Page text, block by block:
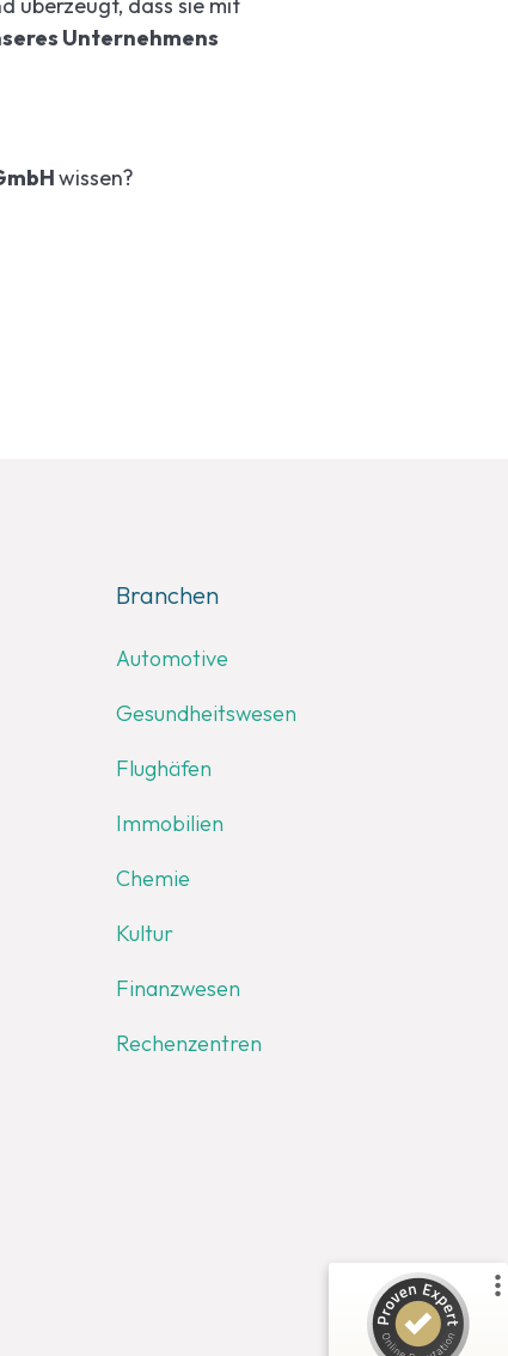
Unternehmens
wissen?
Branchen
Automotive
Gesundheitswesen
Flughäfen
Immobilien
Chemie
Kultur
Finanzwesen
Rechenzentren
100
%
Empfehlungen auf
ProvenExpert.com